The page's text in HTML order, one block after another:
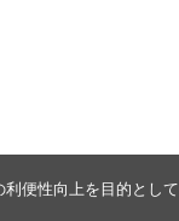
便性向上を目的とし